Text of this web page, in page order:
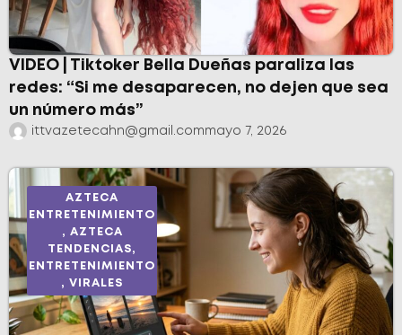
VIDEO | Tiktoker Bella Dueñas paraliza las
redes: “Si me desaparecen, no dejen que sea
un número más”
ittvazetecahn@gmail.commayo 7, 2026
AZTECA
ENTRETENIMIENTO
, AZTECA
TENDENCIAS,
ENTRETENIMIENTO
, VIRALES